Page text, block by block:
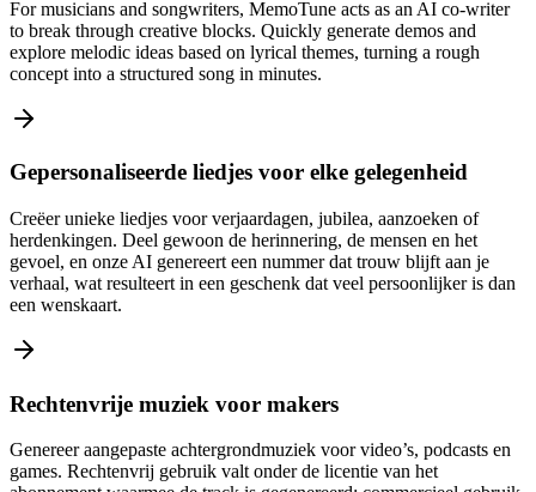
For musicians and songwriters, MemoTune acts as an AI co-writer
to break through creative blocks. Quickly generate demos and
explore melodic ideas based on lyrical themes, turning a rough
concept into a structured song in minutes.
Gepersonaliseerde liedjes voor elke gelegenheid
Creëer unieke liedjes voor verjaardagen, jubilea, aanzoeken of
herdenkingen. Deel gewoon de herinnering, de mensen en het
gevoel, en onze AI genereert een nummer dat trouw blijft aan je
verhaal, wat resulteert in een geschenk dat veel persoonlijker is dan
een wenskaart.
Rechtenvrije muziek voor makers
Genereer aangepaste achtergrondmuziek voor video’s, podcasts en
games. Rechtenvrij gebruik valt onder de licentie van het